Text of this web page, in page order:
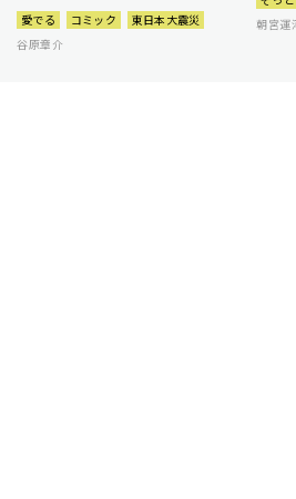
愛でる コミック
東日本大震災
谷原章介
朝宮運